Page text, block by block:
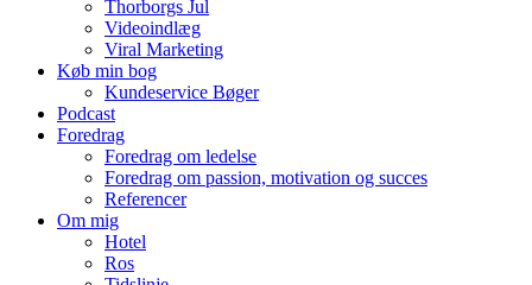
Thorborgs Jul
Videoindlæg
Viral Marketing
Køb min bog
Kundeservice Bøger
Podcast
Foredrag
Foredrag om ledelse
Foredrag om passion, motivation og succes
Referencer
Om mig
Hotel
Ros